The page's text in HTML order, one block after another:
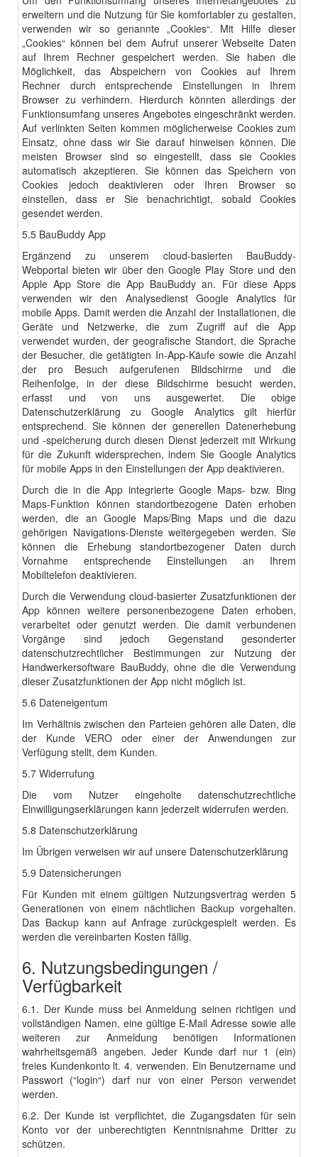
erweitern und die Nutzung für Sie komfortabler zu gestalten,
verwenden wir so genannte „Cookies“. Mit Hilfe dieser
„Cookies“ können bei dem Aufruf unserer Webseite Daten
auf Ihrem Rechner gespeichert werden. Sie haben die
Möglichkeit, das Abspeichern von Cookies auf Ihrem
Rechner durch entsprechende Einstellungen in Ihrem
Browser zu verhindern. Hierdurch könnten allerdings der
Funktionsumfang unseres Angebotes eingeschränkt werden.
Auf verlinkten Seiten kommen möglicherweise Cookies zum
Einsatz, ohne dass wir Sie darauf hinweisen können. Die
meisten Browser sind so eingestellt, dass sie Cookies
automatisch akzeptieren. Sie können das Speichern von
Cookies jedoch deaktivieren oder Ihren Browser so
einstellen, dass er Sie benachrichtigt, sobald Cookies
gesendet werden.
5.5 BauBuddy App
Ergänzend zu unserem cloud-basierten BauBuddy-
Webportal bieten wir über den Google Play Store und den
Apple App Store die App BauBuddy an. Für diese Apps
verwenden wir den Analysedienst Google Analytics für
mobile Apps. Damit werden die Anzahl der Installationen, die
Geräte und Netzwerke, die zum Zugriff auf die App
verwendet wurden, der geografische Standort, die Sprache
der Besucher, die getätigten In-App-Käufe sowie die Anzahl
der pro Besuch aufgerufenen Bildschirme und die
Reihenfolge, in der diese Bildschirme besucht werden,
erfasst und von uns ausgewertet. Die obige
Datenschutzerklärung zu Google Analytics gilt hierfür
entsprechend. Sie können der generellen Datenerhebung
und -speicherung durch diesen Dienst jederzeit mit Wirkung
für die Zukunft widersprechen, indem Sie Google Analytics
für mobile Apps in den Einstellungen der App deaktivieren.
Durch die in die App integrierte Google Maps- bzw. Bing
Maps-Funktion können standortbezogene Daten erhoben
werden, die an Google Maps/Bing Maps und die dazu
gehörigen Navigations-Dienste weitergegeben werden. Sie
können die Erhebung standortbezogener Daten durch
Vornahme entsprechende Einstellungen an Ihrem
Mobiltelefon deaktivieren.
Durch die Verwendung cloud-basierter Zusatzfunktionen der
App können weitere personenbezogene Daten erhoben,
verarbeitet oder genutzt werden. Die damit verbundenen
Vorgänge sind jedoch Gegenstand gesonderter
datenschutzrechtlicher Bestimmungen zur Nutzung der
Handwerkersoftware BauBuddy, ohne die die Verwendung
dieser Zusatzfunktionen der App nicht möglich ist.
5.6 Dateneigentum
Im Verhältnis zwischen den Parteien gehören alle Daten, die
der Kunde VERO oder einer der Anwendungen zur
Verfügung stellt, dem Kunden.
5.7 Widerrufung
Die vom Nutzer eingeholte datenschutzrechtliche
Einwilligungserklärungen kann jederzeit widerrufen werden.
5.8 Datenschutzerklärung
Im Übrigen verweisen wir auf unsere Datenschutzerklärung
5.9 Datensicherungen
Für Kunden mit einem gültigen Nutzungsvertrag werden 5
Generationen von einem nächtlichen Backup vorgehalten.
Das Backup kann auf Anfrage zurückgespielt werden. Es
werden die vereinbarten Kosten fällig.
6. Nutzungsbedingungen /
Verfügbarkeit
6.1. Der Kunde muss bei Anmeldung seinen richtigen und
vollständigen Namen, eine gültige E-Mail Adresse sowie alle
weiteren zur Anmeldung benötigen Informationen
wahrheitsgemäß angeben. Jeder Kunde darf nur 1 (ein)
freies Kundenkonto lt. 4. verwenden. Ein Benutzername und
Passwort (“login“) darf nur von einer Person verwendet
werden.
6.2. Der Kunde ist verpflichtet, die Zugangsdaten für sein
Konto vor der unberechtigten Kenntnisnahme Dritter zu
schützen.